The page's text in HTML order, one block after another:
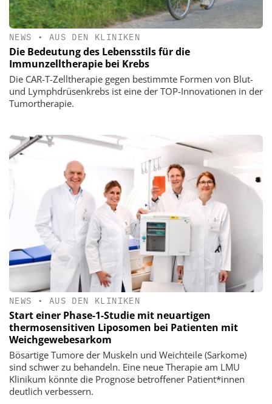
NEWS • AUS DEN KLINIKEN
Die Bedeutung des Lebensstils für die
Immunzelltherapie bei Krebs
Die CAR-T-Zelltherapie gegen bestimmte Formen von Blut-
und Lymphdrüsenkrebs ist eine der TOP-Innovationen in der
Tumortherapie.
NEWS • AUS DEN KLINIKEN
Start einer Phase-1-Studie mit neuartigen
thermosensitiven Liposomen bei Patienten mit
Weichgewebesarkom
Bösartige Tumore der Muskeln und Weichteile (Sarkome)
sind schwer zu behandeln. Eine neue Therapie am LMU
Klinikum könnte die Prognose betroffener Patient*innen
deutlich verbessern.